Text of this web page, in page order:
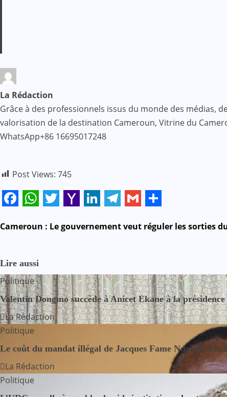
La Rédaction
Grâce à des professionnels issus du monde des
valorisation de la destination Cameroun, Vitrine du
WhatsApp+86 16695017248
Post Views: 745
Mail
N
v
i
g
a
t
i
Cameroun : Le gouvernement veut réguler les sorties
Lire aussi
Politique
Valentin Dongmo succède à Anicet Ekane à la
La Rédaction
Politique
Le coût du mandat illégal de Jacques Fame Ndongo à
La Rédaction
Politique